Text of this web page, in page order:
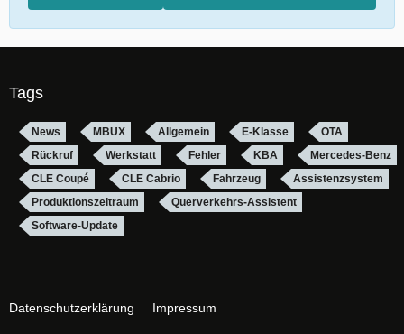
Tags
News MBUX Allgemein E-Klasse
OTA
Rückruf
Werkstatt Fehler KBA
Mercedes-Benz
CLE Coupé
CLE Cabrio Fahrzeug
Assistenzsystem
Produktionszeitraum
Querverkehrs-Assistent
Software-Update
Datenschutzerklärung Impressum